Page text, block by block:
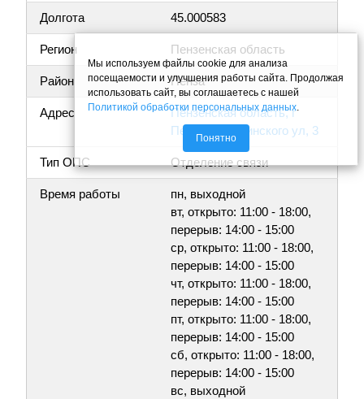
Долгота 45.000583
Регион Пензенская область
Район Пенза
Адрес
Пензенская область, г
Пенза, Дзержинского ул, 3
Тип ОПС Отделение связи
Время работы
пн, выходной
вт, открыто: 11:00 - 18:00,
перерыв: 14:00 - 15:00
ср, открыто: 11:00 - 18:00,
перерыв: 14:00 - 15:00
чт, открыто: 11:00 - 18:00,
перерыв: 14:00 - 15:00
пт, открыто: 11:00 - 18:00,
перерыв: 14:00 - 15:00
сб, открыто: 11:00 - 18:00,
перерыв: 14:00 - 15:00
вс, выходной
Мы используем файлы cookie для анализа
посещаемости и улучшения работы сайта. Продолжая
использовать сайт, вы соглашаетесь с нашей
Политикой обработки персональных данных.
Понятно